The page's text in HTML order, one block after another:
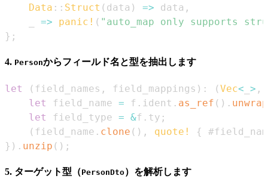
Data :: Struct ( data ) => data ,
=> panic! ( "auto_map only supports
} ;
4. Personからフィールド名と型を抽出します
let ( field_names , field_mappings ) : (Vec< > ,
let
field_name = f . ident . as_ref ( ) . unwrap
let
field_type = &f . ty ;
( field_name . clone ( ) , quote! {
} ) . unzip ( ) ;
5. ターゲット型（PersonDto）を解析します